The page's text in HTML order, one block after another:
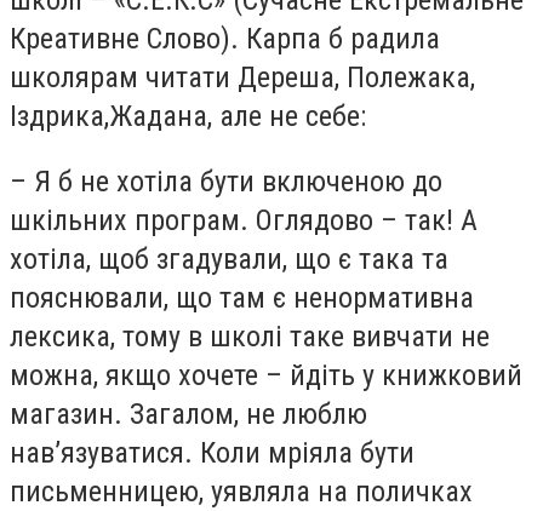
Креативне Слово). Карпа б радила
школярам читати Дереша, Полежака,
Іздрика,Жадана, але не себе:
– Я б не хотіла бути включеною до
шкільних програм. Оглядово – так! А
хотіла, щоб згадували, що є така та
пояснювали, що там є ненормативна
лексика, тому в школі таке вивчати не
можна, якщо хочете – йдіть у книжковий
магазин. Загалом, не люблю
нав’язуватися. Коли мріяла бути
письменницею, уявляла на поличках